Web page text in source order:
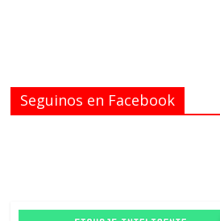
Seguinos en Facebook